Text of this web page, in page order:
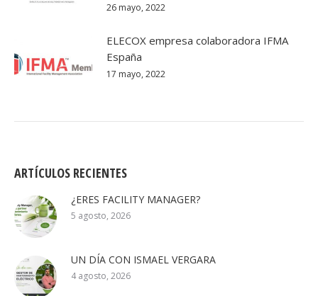
26 mayo, 2022
ELECOX empresa colaboradora IFMA
España
17 mayo, 2022
ARTÍCULOS RECIENTES
¿ERES FACILITY MANAGER?
5 agosto, 2026
UN DÍA CON ISMAEL VERGARA
4 agosto, 2026